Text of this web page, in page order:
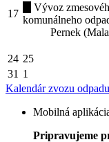
17
Vývoz
komunálneho
Pernek
24 25
31 1
Kalendár zvozu odpadu
Mobilná
Pripravujeme